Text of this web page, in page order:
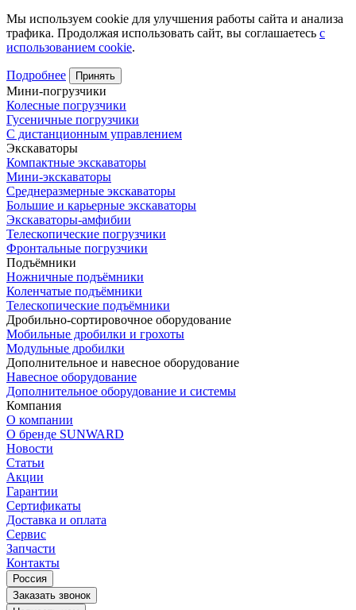
Мы используем cookie для улучшения работы сайта и анализа
трафика. Продолжая использовать сайт, вы соглашаетесь с
использованием cookie.
Подробнее Принять
Мини-погрузчики
Колесные погрузчики
Гусеничные погрузчики
С дистанционным управлением
Экскаваторы
Компактные экскаваторы
Мини-экскаваторы
Среднеразмерные экскаваторы
Большие и карьерные экскаваторы
Экскаваторы-амфибии
Телескопические погрузчики
Фронтальные погрузчики
Подъёмники
Ножничные подъёмники
Коленчатые подъёмники
Телескопические подъёмники
Дробильно-сортировочное оборудование
Мобильные дробилки и грохоты
Модульные дробилки
Дополнительное и навесное оборудование
Навесное оборудование
Дополнительное оборудование и системы
Компания
О компании
О бренде SUNWARD
Новости
Статьи
Акции
Гарантии
Сертификаты
Доставка и оплата
Сервис
Запчасти
Контакты
Россия
Заказать звонок